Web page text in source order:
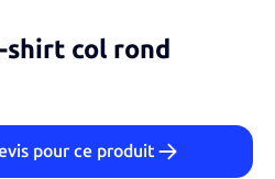
shirt col rond
pour ce produit